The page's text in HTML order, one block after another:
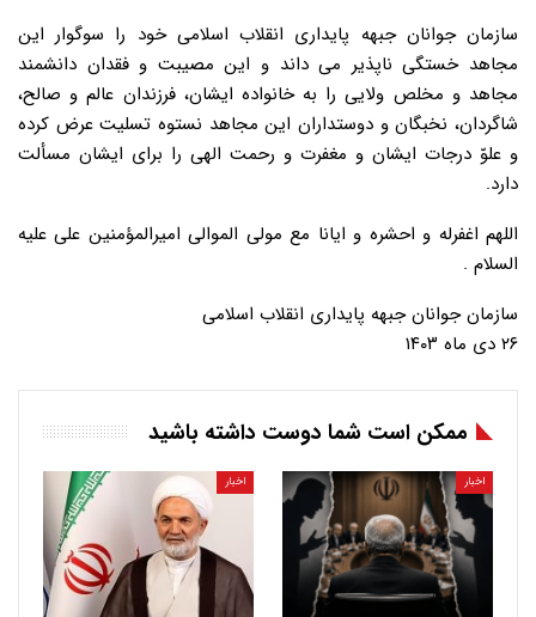
سازمان جوانان جبهه پایداری انقلاب اسلامی خود را سوگوار این
مجاهد خستگی ناپذیر می داند و این مصیبت و فقدان دانشمند
مجاهد و مخلص ولایی را به خانواده ایشان، فرزندان عالم و صالح،
شاگردان، نخبگان و دوستداران این مجاهد نستوه تسلیت عرض کرده
و علوّ درجات ایشان و مغفرت و رحمت الهی را برای ایشان مسألت
دارد.
اللهم اغفرله و احشره و ایانا مع مولی الموالی امیرالمؤمنین علی علیه
السلام .
سازمان جوانان جبهه پایداری انقلاب اسلامی
۲۶ دی ماه ۱۴۰۳
ممکن است شما دوست داشته باشید
اخبار اخبار